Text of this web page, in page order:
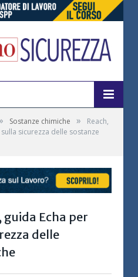
Sostanze chimiche »
Reach,
sicurezza delle sostanze
guida Echa per
delle